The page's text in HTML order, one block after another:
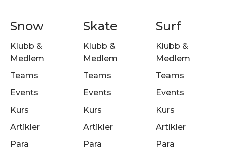
Snow
Klubb &
Medlem
Teams
Events
Kurs
Artikler
Para
Skate
Klubb &
Medlem
Teams
Events
Kurs
Artikler
Para
Surf
Klubb &
Medlem
Teams
Events
Kurs
Artikler
Para